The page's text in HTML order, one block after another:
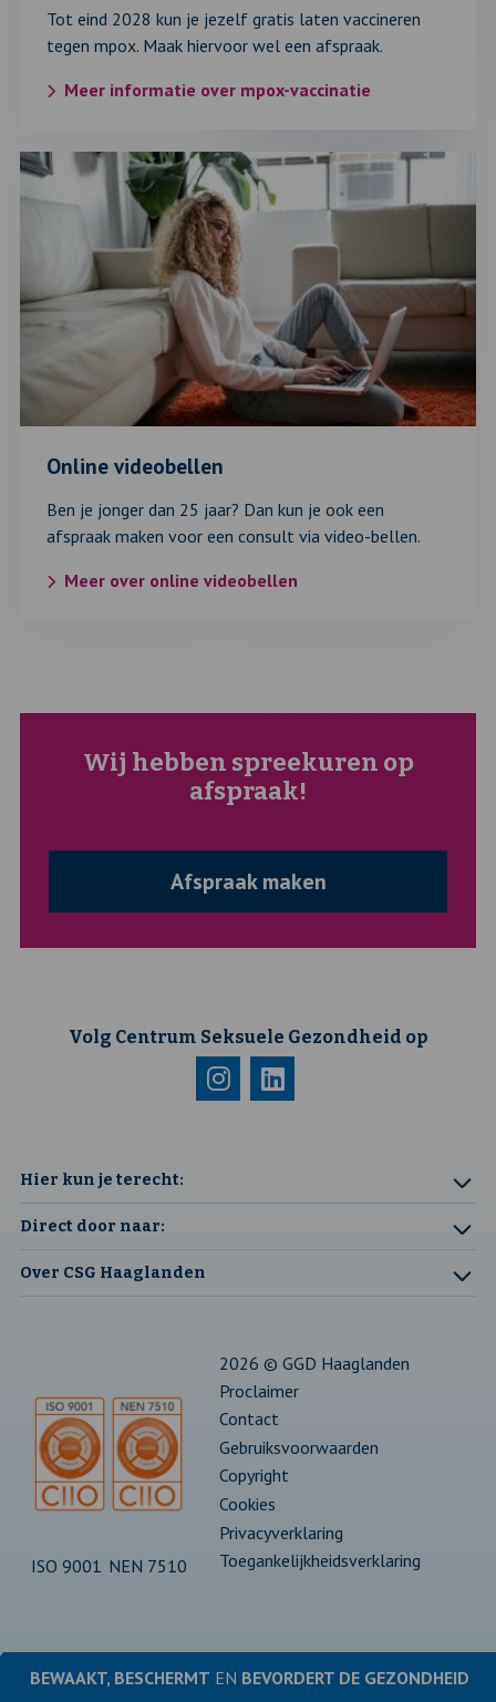
Tot eind 2028 kun je jezelf gratis laten vaccineren
tegen mpox. Maak hiervoor wel een afspraak.
Meer informatie over mpox-vaccinatie
Online videobellen
Ben je jonger dan 25 jaar? Dan kun je ook een
afspraak maken voor een consult via video-bellen.
Meer over online videobellen
Lees
Wij hebben spreekuren op
afspraak!
Afspraak maken
Volg Centrum Seksuele Gezondheid op
Bezoek
pagina
Deze
in
een
nieuw
pagina
in
een
nieuw
Hier kun je terecht:
Direct door naar:
Over CSG Haaglanden
ISO 9001 NEN 7510
2026 © GGD Haaglanden
Proclaimer
Contact
Gebruiksvoorwaarden
Copyright
Cookies
Privacyverklaring
Toegankelijkheidsverklaring
BEWAAKT, BESCHERMT EN BEVORDERT DE GEZONDHEID